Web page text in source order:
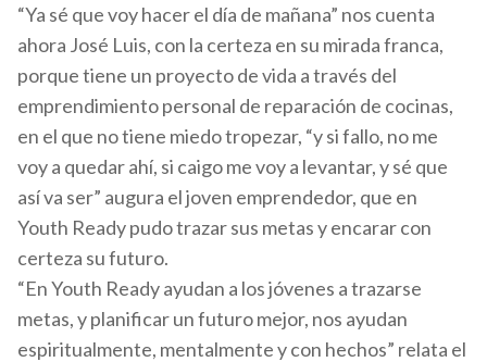
“Ya sé que voy hacer el día de mañana” nos cuenta
ahora José Luis, con la certeza en su mirada franca,
porque tiene un proyecto de vida a través del
emprendimiento personal de reparación de cocinas,
en el que no tiene miedo tropezar, “y si fallo, no me
voy a quedar ahí, si caigo me voy a levantar, y sé que
así va ser” augura el joven emprendedor, que en
Youth Ready pudo trazar sus metas y encarar con
certeza su futuro.
“En Youth Ready ayudan a los jóvenes a trazarse
metas, y planificar un futuro mejor, nos ayudan
espiritualmente, mentalmente y con hechos” relata el